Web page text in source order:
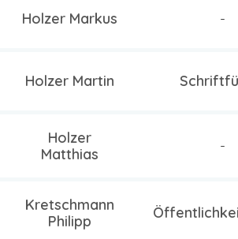
Holzer Markus -
Holzer Martin
Holzer
Matthias
-
Kretschmann
Philipp